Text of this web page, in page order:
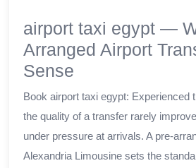
airport taxi egypt —
Arranged Airport
Sense
Book airport taxi egypt: Experienced
the quality of a transfer rarely
under pressure at arrivals. A pre-
Alexandria Limousine sets the